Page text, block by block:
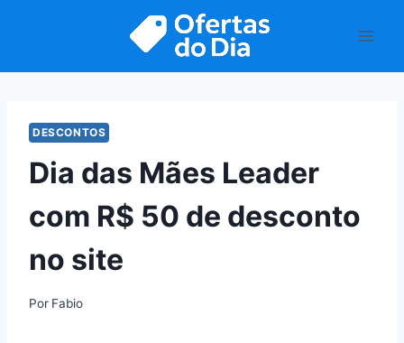
DESCONTOS
Dia das Mães Leader
com R$ 50 de desconto
no site
Por Fabio